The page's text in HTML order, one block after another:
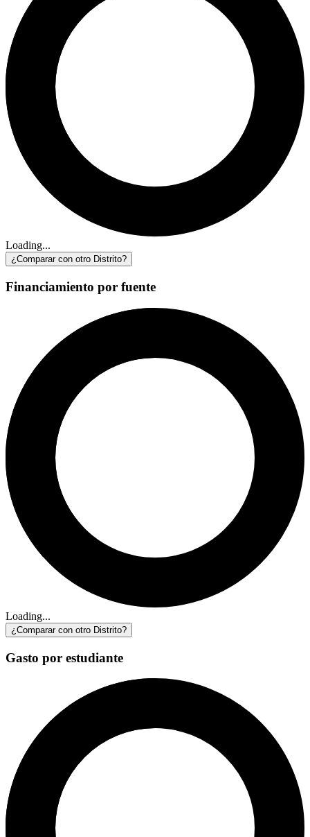
Loading...
¿Comparar con otro Distrito?
Financiamiento por fuente
Loading...
¿Comparar con otro Distrito?
Gasto por estudiante